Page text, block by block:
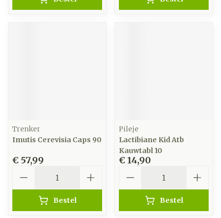
Trenker
Imutis Cerevisia Caps 90
€ 57,99
Bestel
Pileje
Lactibiane Kid Atb
Kauwtabl 10
€ 14,90
Bestel